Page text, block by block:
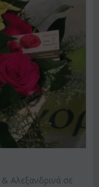
Αλεξανδρινά σε